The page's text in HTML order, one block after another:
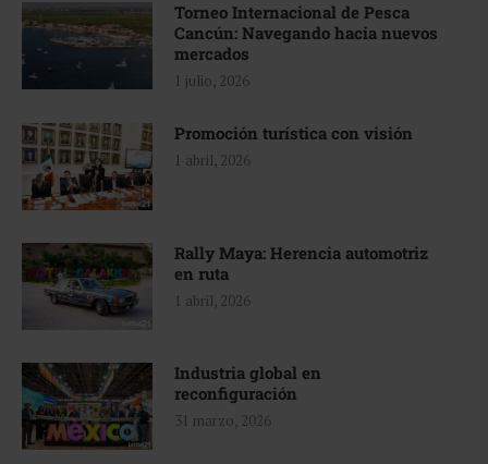
Torneo Internacional de Pesca
Cancún: Navegando hacia nuevos
mercados
1 julio, 2026
Promoción turística con visión
1 abril, 2026
Rally Maya: Herencia automotriz
en ruta
1 abril, 2026
Industria global en
reconfiguración
31 marzo, 2026